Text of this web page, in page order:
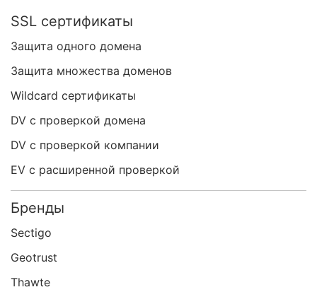
SSL сертификаты
Защита одного домена
Защита множества доменов
Wildcard сертификаты
DV с проверкой домена
DV с проверкой компании
EV с расширенной проверкой
Бренды
Sectigo
Geotrust
Thawte